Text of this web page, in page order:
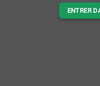
ENTRER